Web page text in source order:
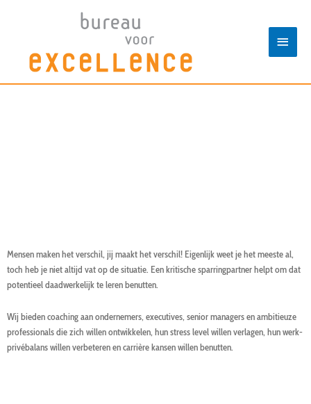
content
Mensen maken het verschil, jij maakt het verschil! Eigenlijk weet je het meeste al,
toch heb je niet altijd vat op de situatie. Een kritische sparringpartner helpt om dat
potentieel daadwerkelijk te leren benutten.
Wij bieden coaching aan ondernemers, executives, senior managers en ambitieuze
professionals die zich willen ontwikkelen, hun stress level willen verlagen, hun werk-
privébalans willen verbeteren en carrière kansen willen benutten.